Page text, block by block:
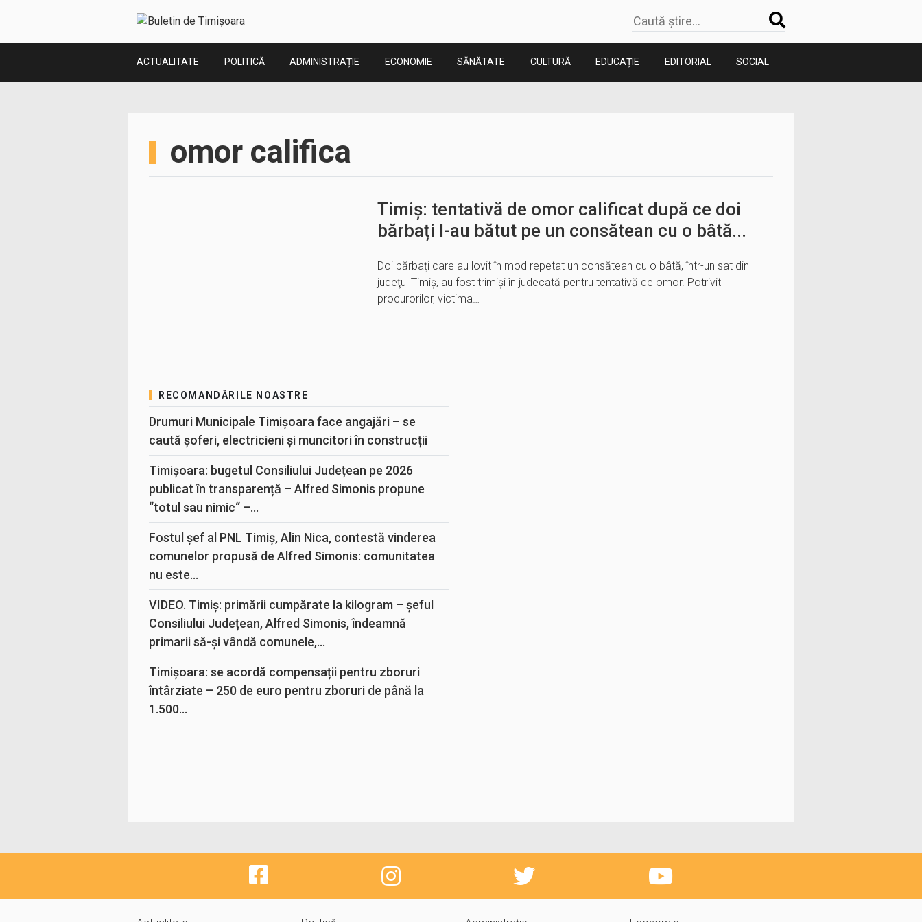
ACTUALITATE POLITICĂ ADMINISTRAȚIE ECONOMIE SĂNĂTATE CULTURĂ EDUCAȚIE EDITORIAL SOCIAL
omor califica
Timiş: tentativă de omor calificat după ce doi
bărbați l-au bătut pe un consătean cu o bâtă...
Doi bărbaţi care au lovit în mod repetat un consătean cu o bâtă, într-un sat din
judeţul Timiş, au fost trimişi în judecată pentru tentativă de omor. Potrivit
procurorilor, victima…
RECOMANDĂRILE NOASTRE
Drumuri Municipale Timișoara face angajări – se
caută șoferi, electricieni și muncitori în construcții
Timișoara: bugetul Consiliului Județean pe 2026
publicat în transparență – Alfred Simonis propune
“totul sau nimic“ –...
Fostul șef al PNL Timiș, Alin Nica, contestă vinderea
comunelor propusă de Alfred Simonis: comunitatea
nu este...
VIDEO. Timiș: primării cumpărate la kilogram – șeful
Consiliului Județean, Alfred Simonis, îndeamnă
primarii să-și vândă comunele,...
Timișoara: se acordă compensații pentru zboruri
întârziate – 250 de euro pentru zboruri de până la
1.500...